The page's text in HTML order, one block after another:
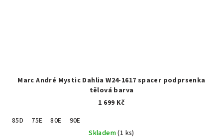
Marc André Mystic Dahlia W24-1617 spacer podprsenka
tělová barva
1 699 Kč
85D
75E 80E
90E
Skladem(1 ks)